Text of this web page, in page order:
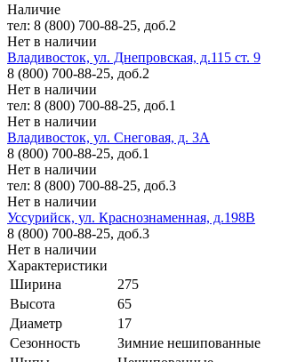
Наличие
тел: 8 (800) 700-88-25, доб.2
Нет в наличии
Владивосток, ул. Днепровская, д.115 ст. 9
8 (800) 700-88-25, доб.2
Нет в наличии
тел: 8 (800) 700-88-25, доб.1
Нет в наличии
Владивосток, ул. Снеговая, д. 3А
8 (800) 700-88-25, доб.1
Нет в наличии
тел: 8 (800) 700-88-25, доб.3
Нет в наличии
Уссурийск, ул. Краснознаменная, д.198В
8 (800) 700-88-25, доб.3
Нет в наличии
Характеристики
Ширина
275
Высота
65
Диаметр
17
Сезонность
Зимние нешипованные